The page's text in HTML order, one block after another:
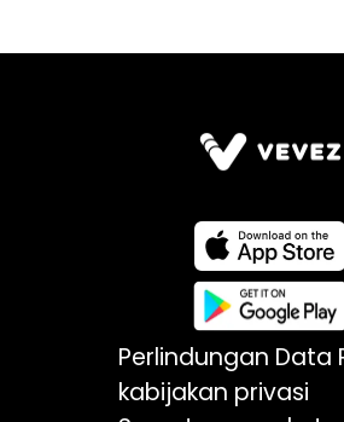
Perlindungan Data
kabijakan privasi